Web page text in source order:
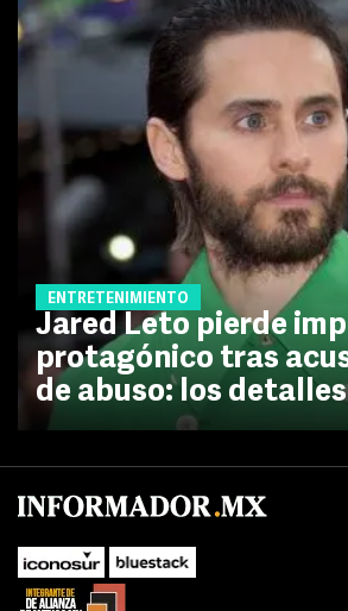
ENTRETENIMIENTO
Jared Leto pierde
protagónico tras
de abuso: los detalles